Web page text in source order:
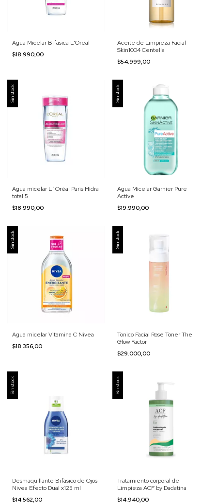
Agua Micelar Bifasica L'Oreal
$18.990,00
Aceite de Limpieza Facial
Skin1004 Centella
$54.999,00
Sin stock
Agua micelar L´Oréal Paris Hidra
total 5
$18.990,00
Sin stock
Agua Micelar Garnier Pure
Active
$19.990,00
Sin stock
Agua micelar Vitamina C Nivea
$18.356,00
Sin stock
Tonico Facial Rose Toner The
Glow Factor
$29.000,00
Sin stock
Desmaquillante Bifásico de Ojos
Nivea Efecto Dual x125 ml
$14.562,00
Sin stock
Tratamiento corporal de
Limpieza ACF by Dadatina
$14.940,00